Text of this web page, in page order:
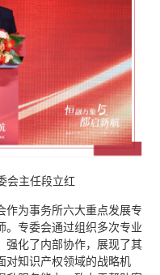
会主任段立红
作为事务所六大重点发展专
。专委会通过组织多次专业
强化了内部协作，展现了其
对知识产权领域的战略机